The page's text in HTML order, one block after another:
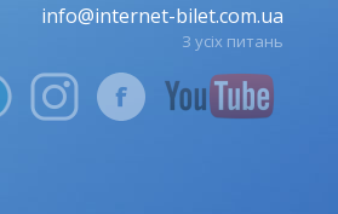
info@internet-bilet.com.ua
З усіх питань